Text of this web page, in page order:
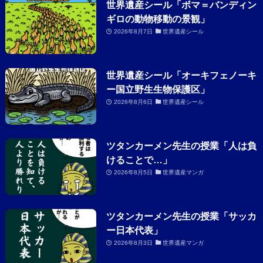
世界遺産シール「ボマ＝バンディン
ギロの動物移動の景観」
2026年8月7日 世界遺産シール
世界遺産シール「オーキフェノーキ
ー国立野生生物保護区」
2026年8月6日 世界遺産シール
ツタンカーメン先生の授業「人は負
けることで…」
2026年8月5日 世界遺産マンガ
ツタンカーメン先生の授業「サッカ
ー日本代表」
2026年8月3日 世界遺産マンガ